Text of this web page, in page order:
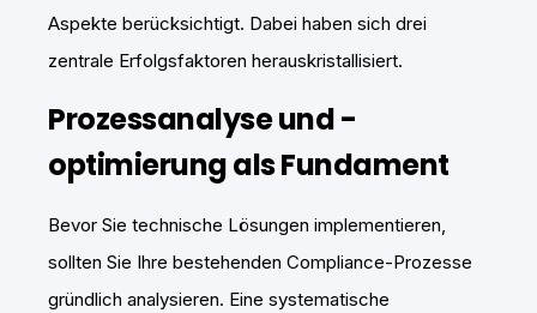
Aspekte berücksichtigt. Dabei haben sich drei
zentrale Erfolgsfaktoren herauskristallisiert.
Prozessanalyse und -
optimierung als Fundament
Bevor Sie technische Lösungen implementieren,
sollten Sie Ihre bestehenden Compliance-Prozesse
gründlich analysieren. Eine systematische